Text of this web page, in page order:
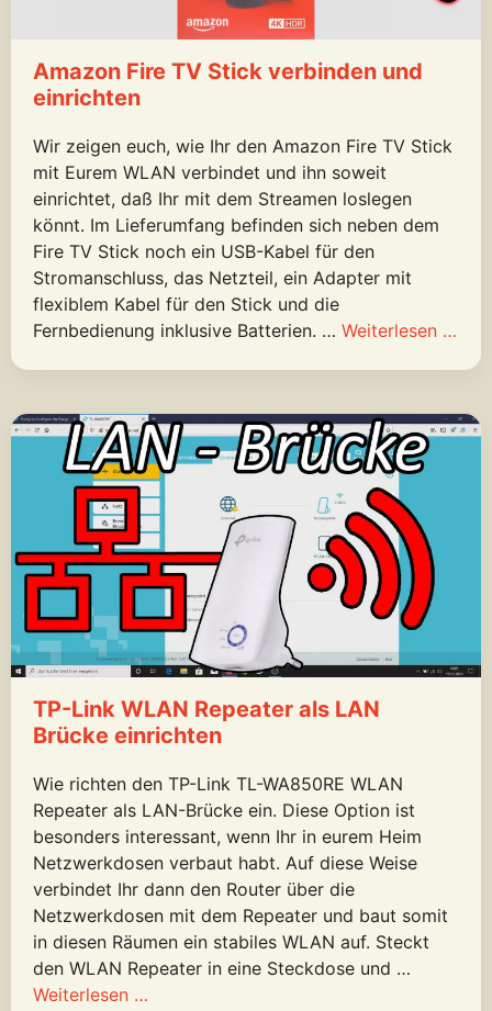
Amazon Fire TV Stick verbinden und
einrichten
Wir zeigen euch, wie Ihr den Amazon Fire TV Stick
mit Eurem WLAN verbindet und ihn soweit
einrichtet, daß Ihr mit dem Streamen loslegen
könnt. Im Lieferumfang befinden sich neben dem
Fire TV Stick noch ein USB-Kabel für den
Stromanschluss, das Netzteil, ein Adapter mit
flexiblem Kabel für den Stick und die
Fernbedienung inklusive Batterien. … Weiterlesen …
TP-Link WLAN Repeater als LAN
Brücke einrichten
Wie richten den TP-Link TL-WA850RE WLAN
Repeater als LAN-Brücke ein. Diese Option ist
besonders interessant, wenn Ihr in eurem Heim
Netzwerkdosen verbaut habt. Auf diese Weise
verbindet Ihr dann den Router über die
Netzwerkdosen mit dem Repeater und baut somit
in diesen Räumen ein stabiles WLAN auf. Steckt
den WLAN Repeater in eine Steckdose und …
Weiterlesen …